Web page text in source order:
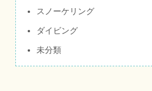
スノーケリング
ダイビング
未分類